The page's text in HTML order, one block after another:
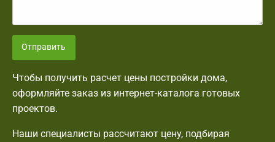
Отправить
Чтобы получить расчет цены постройки дома,
оформляйте заказ из интернет-каталога готовых
проектов.
Наши специалисты рассчитают цену, подбирая